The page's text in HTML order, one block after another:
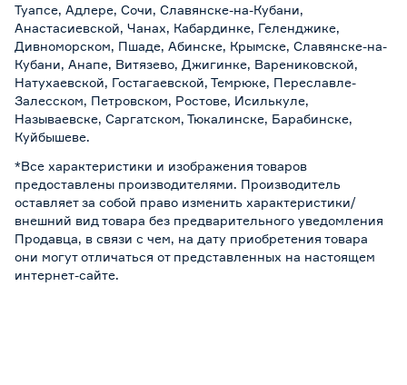
Туапсе, Адлере, Сочи, Славянске-на-Кубани,
Анастасиевской, Чанах, Кабардинке, Геленджике,
Дивноморском, Пшаде, Абинске, Крымске, Славянске-на-
Кубани, Анапе, Витязево, Джигинке, Варениковской,
Натухаевской, Гостагаевской, Темрюке, Переславле-
Залесском, Петровском, Ростове, Исилькуле,
Называевске, Саргатском, Тюкалинске, Барабинске,
Куйбышеве.
*Все характеристики и изображения товаров
предоставлены производителями. Производитель
оставляет за собой право изменить характеристики/
внешний вид товара без предварительного уведомления
Продавца, в связи с чем, на дату приобретения товара
они могут отличаться от представленных на настоящем
интернет-сайте.